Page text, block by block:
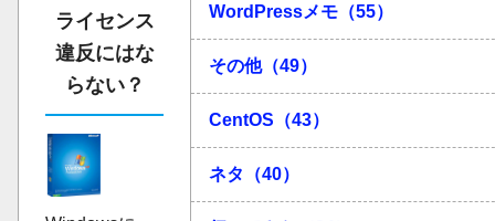
ライセンス
違反にはな
らない？
WordPressメモ（55）
その他（49）
CentOS（43）
ネタ（40）